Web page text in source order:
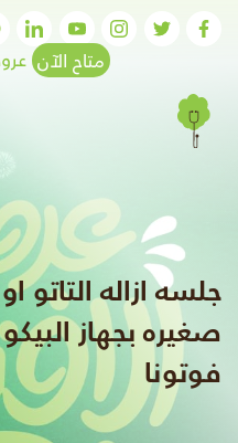
متاح الآن
جلسه ازاله التاتو
صغيره بجهاز
فوتونا